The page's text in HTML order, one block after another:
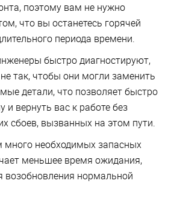
поэтому вам не нужно
что вы останетесь горячей
периода времени.
быстро диагностируют,
так, чтобы они могли заменить
детали, что позволяет быстро
и вернуть вас к работе без
сбоев, вызванных на этом пути.
необходимых запасных
меньшее время ожидания,
возобновления нормальной